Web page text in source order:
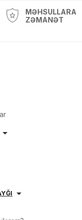
MƏHSULLARA
ZƏMANƏT